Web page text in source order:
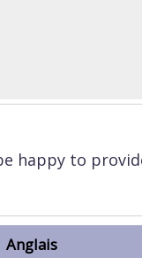
happy to
Anglais